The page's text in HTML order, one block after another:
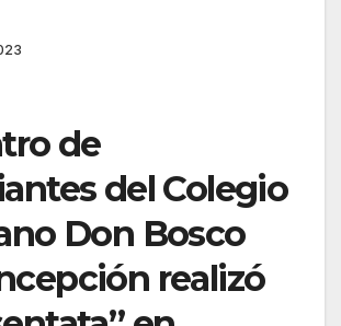
de
del Colegio
Don Bosco
realizó